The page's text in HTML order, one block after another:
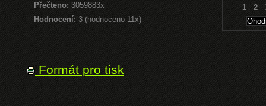
Přečteno: 3059883x
Hodnocení: 3 (hodnoceno 11x)
1 2
Formát pro tisk